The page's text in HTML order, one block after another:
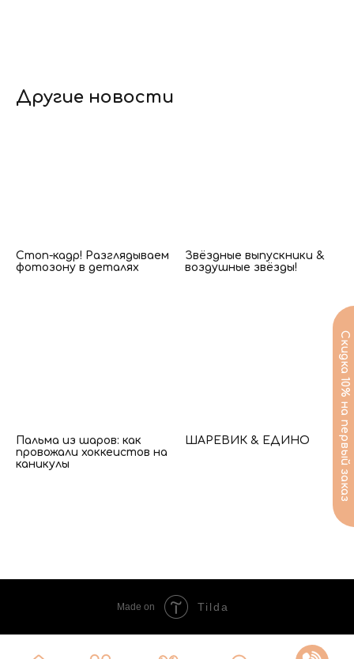
Другие новости
Стоп-кадр! Разглядываем
фотозону в деталях
Звёздные выпускники &
воздушные звёзды!
Пальма из шаров: как
провожали хоккеистов на
каникулы
ШАРЕВИК & ЕДИНО
Made on Tilda